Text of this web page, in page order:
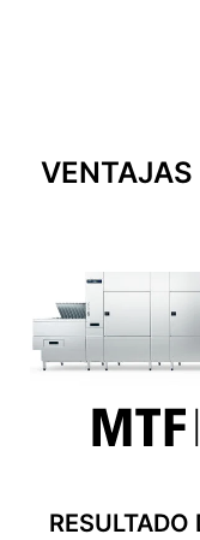
VENTAJAS
RESULTADO